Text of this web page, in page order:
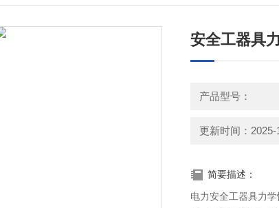
安全工器具
产品型号：
更新时间：2025-
简要描述：
电力安全工器具力